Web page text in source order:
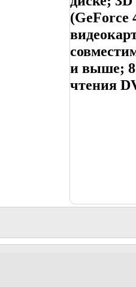
(GeForce
и выше;
чтения